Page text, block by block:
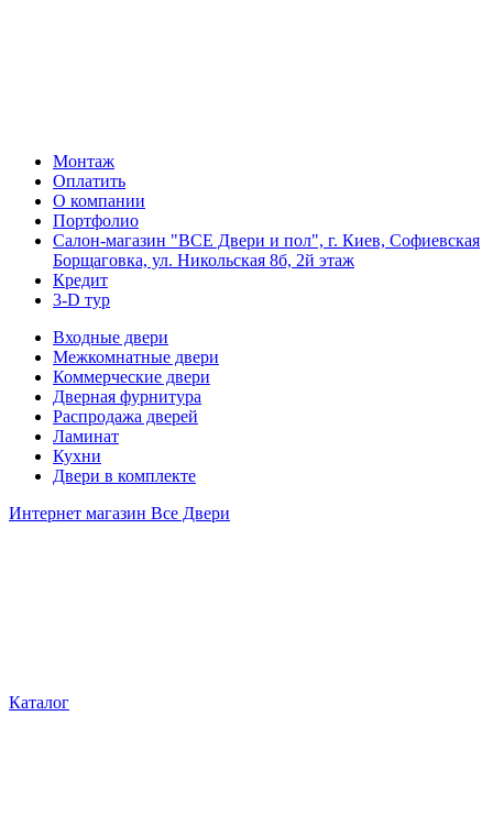
Монтаж
Оплатить
О компании
Портфолио
Салон-магазин "ВСЕ Двери и пол", г. Киев, Софиевская
Борщаговка, ул. Никольская 8б, 2й этаж
Кредит
3-D тур
Входные двери
Межкомнатные двери
Коммерческие двери
Дверная фурнитура
Распродажа дверей
Ламинат
Кухни
Двери в комплекте
Интернет магазин Все Двери
Каталог